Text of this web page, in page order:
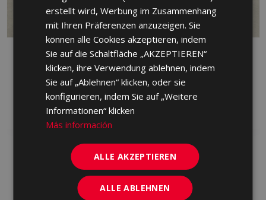
PETRALAVA MARFIL 75
Zu Favoriten
hinzufügen
PETRALAVA MARFIL
ANTID 75 X 75
Zu Favoriten
erstellt wird, Werbung im Zusammenhang
mit Ihren Präferenzen anzuzeigen. Sie
können alle Cookies akzeptieren, indem
Sie auf die Schaltfläche „AKZEPTIEREN“
klicken, ihre Verwendung ablehnen, indem
Sie auf „Ablehnen“ klicken, oder sie
konfigurieren, indem Sie auf „Weitere
Informationen“ klicken
Más información
ALLE AKZEPTIEREN
ALLE ABLEHNEN